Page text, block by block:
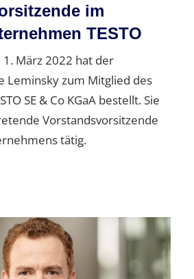
im
TESTO
März 2022 hat der
Leminsky zum Mitglied des
SE & Co KGaA bestellt. Sie
Vorstandsvorsitzende
tätig.